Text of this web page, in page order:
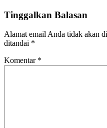
Tinggalkan Balasan
Alamat email Anda tidak akan
ditandai *
Komentar *